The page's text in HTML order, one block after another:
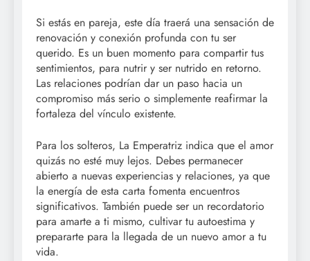
Si estás en pareja, este día traerá una sensación de
renovación y conexión profunda con tu ser
querido. Es un buen momento para compartir tus
sentimientos, para nutrir y ser nutrido en retorno.
Las relaciones podrían dar un paso hacia un
compromiso más serio o simplemente reafirmar la
fortaleza del vínculo existente.
Para los solteros, La Emperatriz indica que el amor
quizás no esté muy lejos. Debes permanecer
abierto a nuevas experiencias y relaciones, ya que
la energía de esta carta fomenta encuentros
significativos. También puede ser un recordatorio
para amarte a ti mismo, cultivar tu autoestima y
prepararte para la llegada de un nuevo amor a tu
vida.